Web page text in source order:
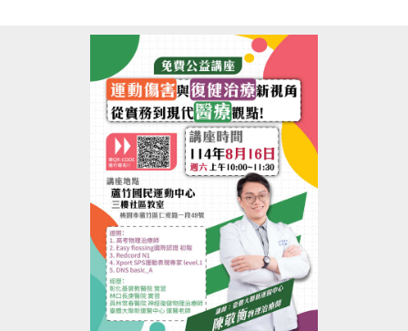
小提醒，請詳閱DM上的注意事項喔~
------------------------------------------
若有相關問題，請不吝撥打03-2639066 #114、115!